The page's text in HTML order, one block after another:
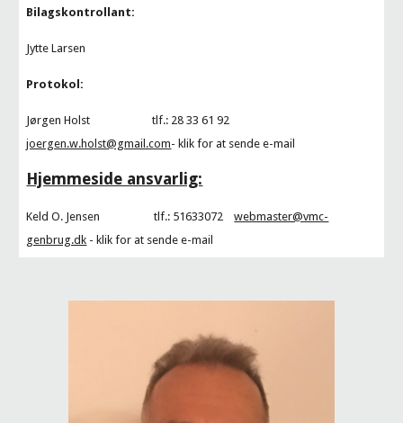
Bilagskontrollant:
Jytte Larsen
Protokol:
Jørgen Holst tlf.: 28 33 61 92
joergen.w.holst@gmail.com- klik for at sende e-mail
Hjemmeside ansvarlig:
Keld O. Jensen tlf.: 51633072
webmaster@vmc-
genbrug.dk - klik for at sende e-mail